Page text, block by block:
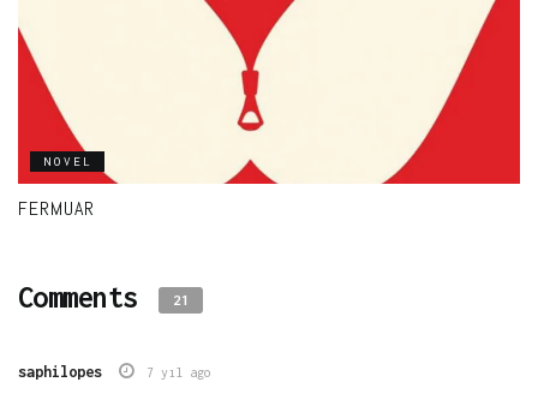
NOVEL
FERMUAR
Comments 21
saphilopes 7 yıl ago